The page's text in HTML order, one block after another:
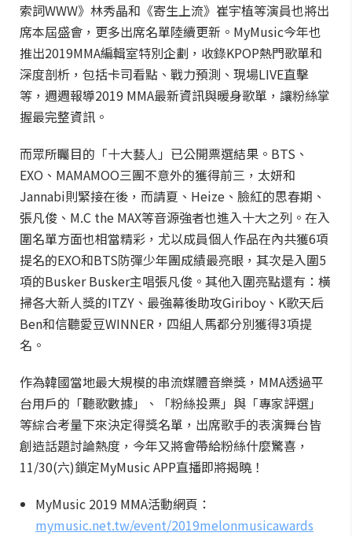
索詞WWW》林秀晶和《寄生上流》崔宇植等演員也將出
席本屆盛會，更多出席名單陸續更新。MyMusic今年也
推出2019MMA編輯室特別企劃，收錄KPOP熱門歌單和
深度剖析，包括卡司看點、戰力預測、現場LIVE直擊
等，週週報導2019 MMA最新資訊與暖身歌單，讓粉絲掌
握最完整資訊。
而眾所矚目的「十大藝人」已公開票選結果。BTS、
EXO、MAMAMOO三團不意外的獲得前三，太妍和
Jannabi則緊接在後，而請夏、Heize、臉紅的思春期、
張凡俊、M.C the MAX等音源強者也進入十大之列。在入
圍名單方面也相當精彩，尤以成員個人作品在內共獲6項
提名的EXO和BTS防彈少年團成績最亮眼，其次是入圍5
項的Busker Busker主唱張凡俊。其他入圍亮點還有：橫
掃各大新人獎的ITZY、最強幕後助攻Giriboy、K歌天后
Ben和信聽愛豆WINNER，四組人馬都分別獲得3項提
名。
作為韓國當地最大規模的串流媒體音樂獎，MMA透過平
台用戶的「聽歌數據」、「粉絲投票」與「專家評選」
等綜合考量下來決定得獎名單，出席歌手的表演舞台皆
創造話題討論熱度，今年又將會帶給粉絲什麼驚喜，
11/30(六)鎖定MyMusic APP直播即將揭曉！
MyMusic 2019 MMA活動網頁：
mymusic.net.tw/event/2019melonmusicawards